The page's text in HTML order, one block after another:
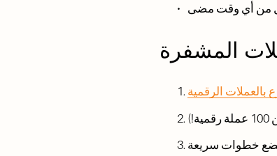
المشفرة
بالعملات الرقمية